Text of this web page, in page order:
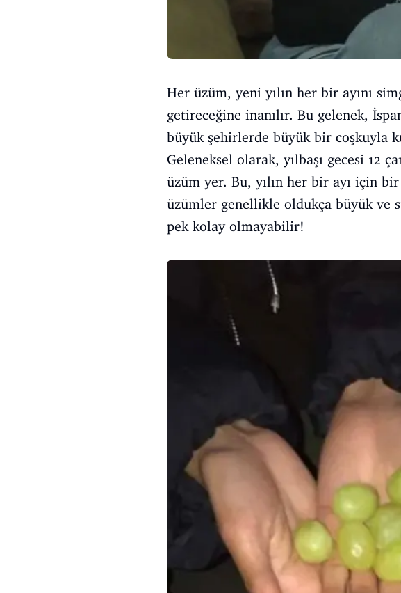
Her üzüm, yeni yılın her bir ayını
getireceğine inanılır. Bu gelenek,
büyük şehirlerde büyük bir coşkuyla
Geleneksel olarak, yılbaşı gecesi 12
üzüm yer. Bu, yılın her bir ayı için
üzümler genellikle oldukça büyük ve
pek kolay olmayabilir!